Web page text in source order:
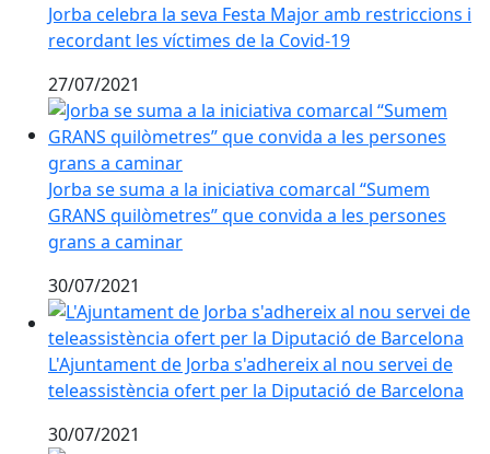
Jorba celebra la seva Festa Major amb restriccions i
recordant les víctimes de la Covid-19
27/07/2021
Jorba se suma a la iniciativa comarcal “Sumem
Jorba se suma a la iniciativa comarcal “Sumem
GRANS quilòmetres” que convida a les persones
grans a caminar
30/07/2021
L'Ajuntament de Jorba s'adhereix al nou servei de
L'Ajuntament de Jorba s'adhereix al nou servei de
teleassistència ofert per la Diputació de Barcelona
30/07/2021